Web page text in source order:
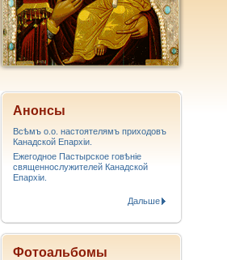
Анонсы
Всѣмъ о.о. настоятелямъ приходовъ
Канадской Епархiи.
Ежегодное Пастырское говѣніе
священнослужителей Канадской
Епархіи.
Дальше
Фотоальбомы